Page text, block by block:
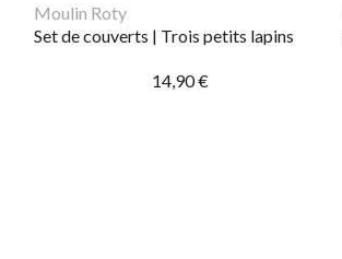
Moulin Roty
Set de couverts | Trois petits lapins
14,90 €